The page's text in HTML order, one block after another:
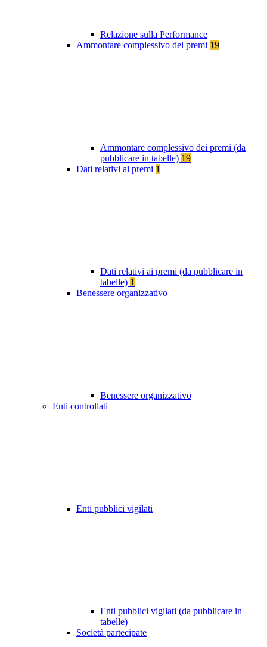
Relazione sulla Performance
Ammontare complessivo dei premi 19
Ammontare complessivo dei premi (da
pubblicare in tabelle) 19
Dati relativi ai premi 1
Dati relativi ai premi (da pubblicare in
tabelle) 1
Benessere organizzativo
Benessere organizzativo
Enti controllati
Enti pubblici vigilati
Enti pubblici vigilati (da pubblicare in
tabelle)
Società partecipate